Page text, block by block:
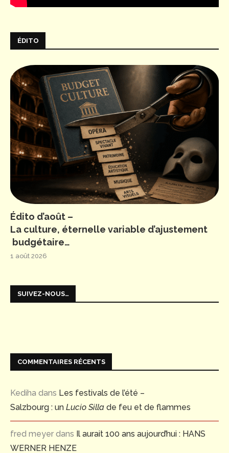
ÉDITO
Édito d’août –
La culture, éternelle variable d’ajustement
budgétaire…
1 août 2026
SUIVEZ-NOUS…
COMMENTAIRES RÉCENTS
Kediha dans Les festivals de l’été –
Salzbourg : un Lucio Silla de feu et de flammes
fred meyer dans Il aurait 100 ans aujourd’hui : HANS
WERNER HENZE